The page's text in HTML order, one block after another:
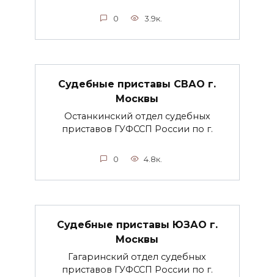
0 3.9к.
Судебные приставы СВАО г.
Москвы
Останкинский отдел судебных
приставов ГУФССП России по г.
0 4.8к.
Судебные приставы ЮЗАО г.
Москвы
Гагаринский отдел судебных
приставов ГУФССП России по г.